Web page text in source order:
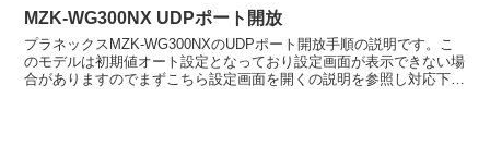
MZK-WG300NX UDPポート開放
プラネックスMZK-WG300NXのUDPポート開放手順の説明です。こ
のモデルは初期値オート設定となっており設定画面が表示できない場
合がありますのでまずこちら設定画面を開くの説明を参照し対応下さ